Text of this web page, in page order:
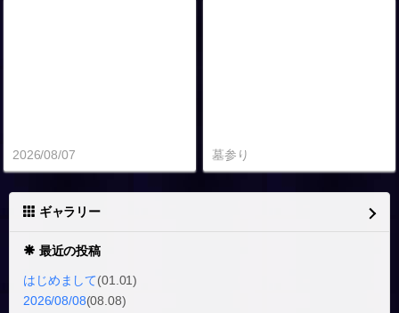
2026/08/07 墓参り
ギャラリー
最近の投稿
はじめまして(01.01)
2026/08/08(08.08)